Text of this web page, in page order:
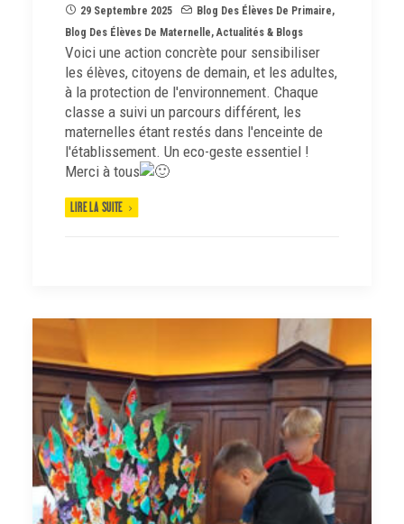
29 Septembre 2025 Blog Des Élèves De Primaire,
Blog Des Élèves De Maternelle, Actualités & Blogs
Voici une action concrète pour sensibiliser
les élèves, citoyens de demain, et les adultes,
à la protection de l'environnement. Chaque
classe a suivi un parcours différent, les
maternelles étant restés dans l'enceinte de
l'établissement. Un eco-geste essentiel !
Merci à tous
LIRE LA SUITE